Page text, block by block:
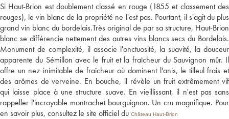
Si Haut-Brion est doublement classé en rouge (1855 et classement des
rouges), le vin blanc de la propriété ne l'est pas. Pourtant, il s'agit du plus
grand vin blanc du bordelais.Très original de par sa structure, Haut-Brion
blanc se différencie nettement des autres vins blancs secs du Bordelais.
Monument de complexité, il associe l'onctuosité, la suavité, la douceur
apparente du Sémillon avec le fruit et la fraîcheur du Sauvignon mûr. Il
offre un nez inimitable de fraîcheur où dominent l'anis, le tilleul frais et
des arômes de verveine. En bouche, il révèle un fruit extrêmement vif
qui laisse place à une structure suave. En vieillissant, il n'est pas sans
rappeller l'incroyable montrachet bourguignon. Un cru magnifique. Pour
en savoir plus, consultez le site officiel du Château Haut-Brion